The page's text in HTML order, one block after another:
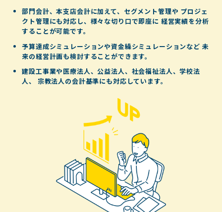
部門会計、本支店会計に加えて、セグメント管理や プロジェ
クト管理にも対応し、様々な切り口で即座に 経営実績を分析
することが可能です。
予算達成シミュレーションや資金繰シミュレーションなど 未
来の経営計画も検討することができます。
建設工事業や医療法人、公益法人、社会福祉法人、学校法
人、
宗教法人の会計基準にも対応しています。